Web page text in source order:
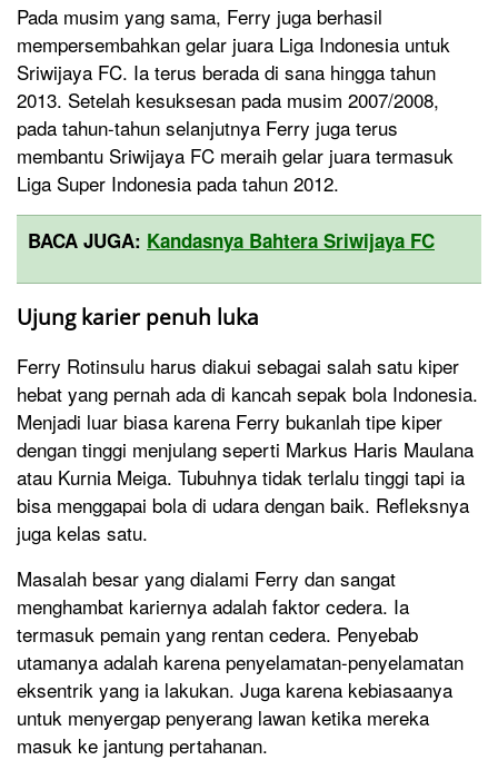
Pada musim yang sama, Ferry juga berhasil
mempersembahkan gelar juara Liga Indonesia untuk
Sriwijaya FC. Ia terus berada di sana hingga tahun
2013. Setelah kesuksesan pada musim 2007/2008,
pada tahun-tahun selanjutnya Ferry juga terus
membantu Sriwijaya FC meraih gelar juara termasuk
Liga Super Indonesia pada tahun 2012.
BACA JUGA: Kandasnya Bahtera Sriwijaya FC
Ujung karier penuh luka
Ferry Rotinsulu harus diakui sebagai salah satu kiper
hebat yang pernah ada di kancah sepak bola Indonesia.
Menjadi luar biasa karena Ferry bukanlah tipe kiper
dengan tinggi menjulang seperti Markus Haris Maulana
atau Kurnia Meiga. Tubuhnya tidak terlalu tinggi tapi ia
bisa menggapai bola di udara dengan baik. Refleksnya
juga kelas satu.
Masalah besar yang dialami Ferry dan sangat
menghambat kariernya adalah faktor cedera. Ia
termasuk pemain yang rentan cedera. Penyebab
utamanya adalah karena penyelamatan-penyelamatan
eksentrik yang ia lakukan. Juga karena kebiasaanya
untuk menyergap penyerang lawan ketika mereka
masuk ke jantung pertahanan.